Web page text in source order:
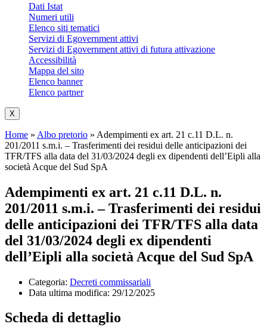
Dati Istat
Numeri utili
Elenco siti tematici
Servizi di Egovernment attivi
Servizi di Egovernment attivi di futura attivazione
Accessibilità
Mappa del sito
Elenco banner
Elenco partner
X
Home » Albo pretorio » Adempimenti ex art. 21 c.11 D.L. n.
201/2011 s.m.i. – Trasferimenti dei residui delle anticipazioni dei
TFR/TFS alla data del 31/03/2024 degli ex dipendenti dell’Eipli alla
società Acque del Sud SpA
Adempimenti ex art. 21 c.11 D.L. n.
201/2011 s.m.i. – Trasferimenti dei residui
delle anticipazioni dei TFR/TFS alla data
del 31/03/2024 degli ex dipendenti
dell’Eipli alla società Acque del Sud SpA
Categoria: Decreti commissariali
Data ultima modifica: 29/12/2025
Scheda di dettaglio